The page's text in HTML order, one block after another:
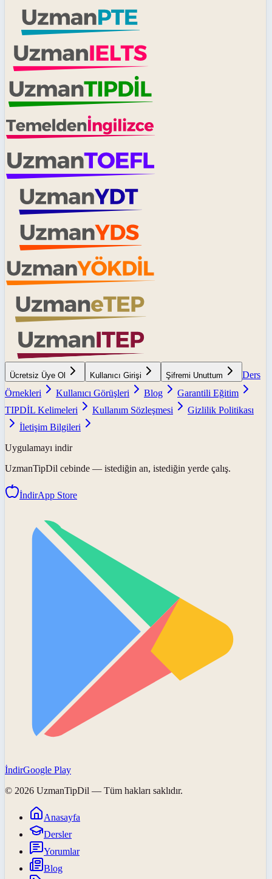
Ücretsiz Üye Ol Kullanıcı Girişi Şifremi Unuttum
Ders
Örnekleri
Kullanıcı Görüşleri Blog
Garantili Eğitim
TIPDİL Kelimeleri
Kullanım Sözleşmesi
Gizlilik Politikası
İletişim Bilgileri
Uygulamayı indir
UzmanTipDil cebinde — istediğin an, istediğin yerde çalış.
İndirApp Store
İndirGoogle Play
© 2026 UzmanTipDil — Tüm hakları saklıdır.
Anasayfa
Dersler
Yorumlar
Blog